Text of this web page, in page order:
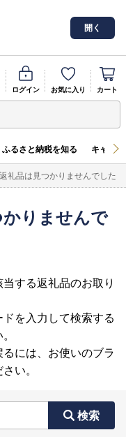
開く
ログイン お気に入り カート
ふるさと納税を知る キャン
礼品は見つかりませんでした
りませんで
する返礼品のお取り
を入力して検索する
には、お使いのブラ
い。
検索